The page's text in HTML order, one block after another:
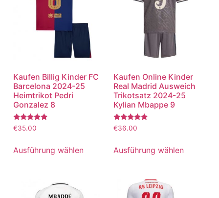
Kaufen Billig Kinder FC
Barcelona 2024-25
Heimtrikot Pedri
Gonzalez 8
Bewertet
mit
von 5
€35.00
Ausführung wählen
Kaufen Online Kinder
Real Madrid Ausweich
Trikotsatz 2024-25
Kylian Mbappe 9
Bewertet
mit
von 5
€36.00
Ausführung wählen